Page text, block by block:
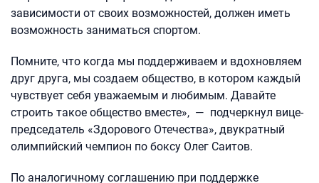
зависимости от своих возможностей, должен иметь
возможность заниматься спортом.
Помните, что когда мы поддерживаем и вдохновляем
друг друга, мы создаем общество, в котором каждый
чувствует себя уважаемым и любимым. Давайте
строить такое общество вместе», — подчеркнул вице-
председатель «Здорового Отечества», двукратный
олимпийский чемпион по боксу Олег Саитов.
По аналогичному соглашению при поддержке